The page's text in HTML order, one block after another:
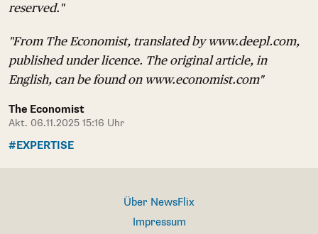
reserved."
"From The Economist, translated by www.deepl.com,
published under licence. The original article, in
English, can be found on www.economist.com"
The Economist
Akt. 06.11.2025 15:16 Uhr
#EXPERTISE
Über NewsFlix
Impressum